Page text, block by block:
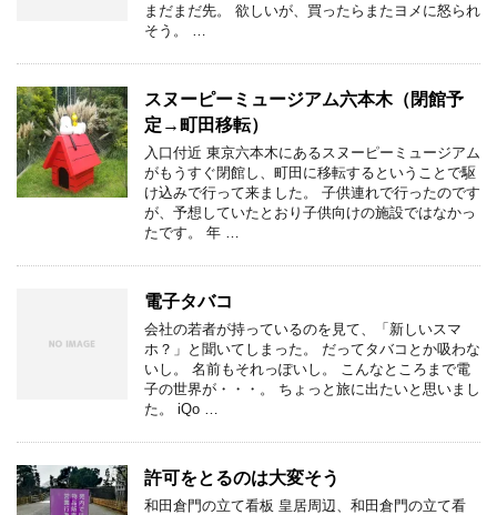
まだまだ先。 欲しいが、買ったらまたヨメに怒られ
そう。 …
スヌーピーミュージアム六本木（閉館予
定→町田移転）
入口付近 東京六本木にあるスヌーピーミュージアム
がもうすぐ閉館し、町田に移転するということで駆
け込みで行って来ました。 子供連れで行ったのです
が、予想していたとおり子供向けの施設ではなかっ
たです。 年 …
電子タバコ
会社の若者が持っているのを見て、「新しいスマ
ホ？」と聞いてしまった。 だってタバコとか吸わな
いし。 名前もそれっぽいし。 こんなところまで電
子の世界が・・・。 ちょっと旅に出たいと思いまし
た。 iQo …
許可をとるのは大変そう
和田倉門の立て看板 皇居周辺、和田倉門の立て看